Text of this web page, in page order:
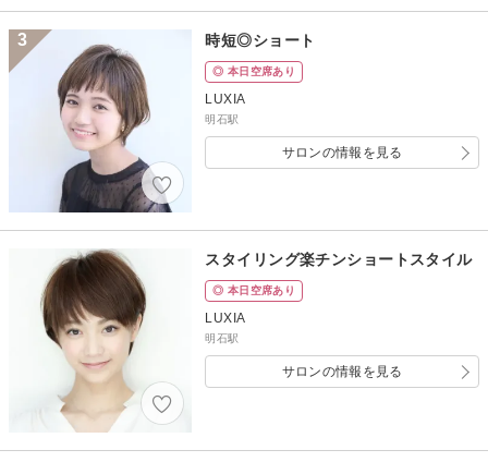
3 時短◎ショート
◎ 本日空席あり
LUXIA
明石駅
サロンの情報を見る
スタイリング楽チンショートスタイル
◎ 本日空席あり
LUXIA
明石駅
サロンの情報を見る